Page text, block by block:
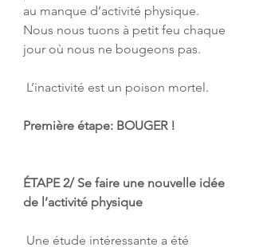
au manque d’activité physique.
Nous nous tuons à petit feu chaque
jour où nous ne bougeons pas.
L’inactivité est un poison mortel.
Première étape: BOUGER !
ÉTAPE 2/ Se faire une nouvelle idée
de l’activité physique